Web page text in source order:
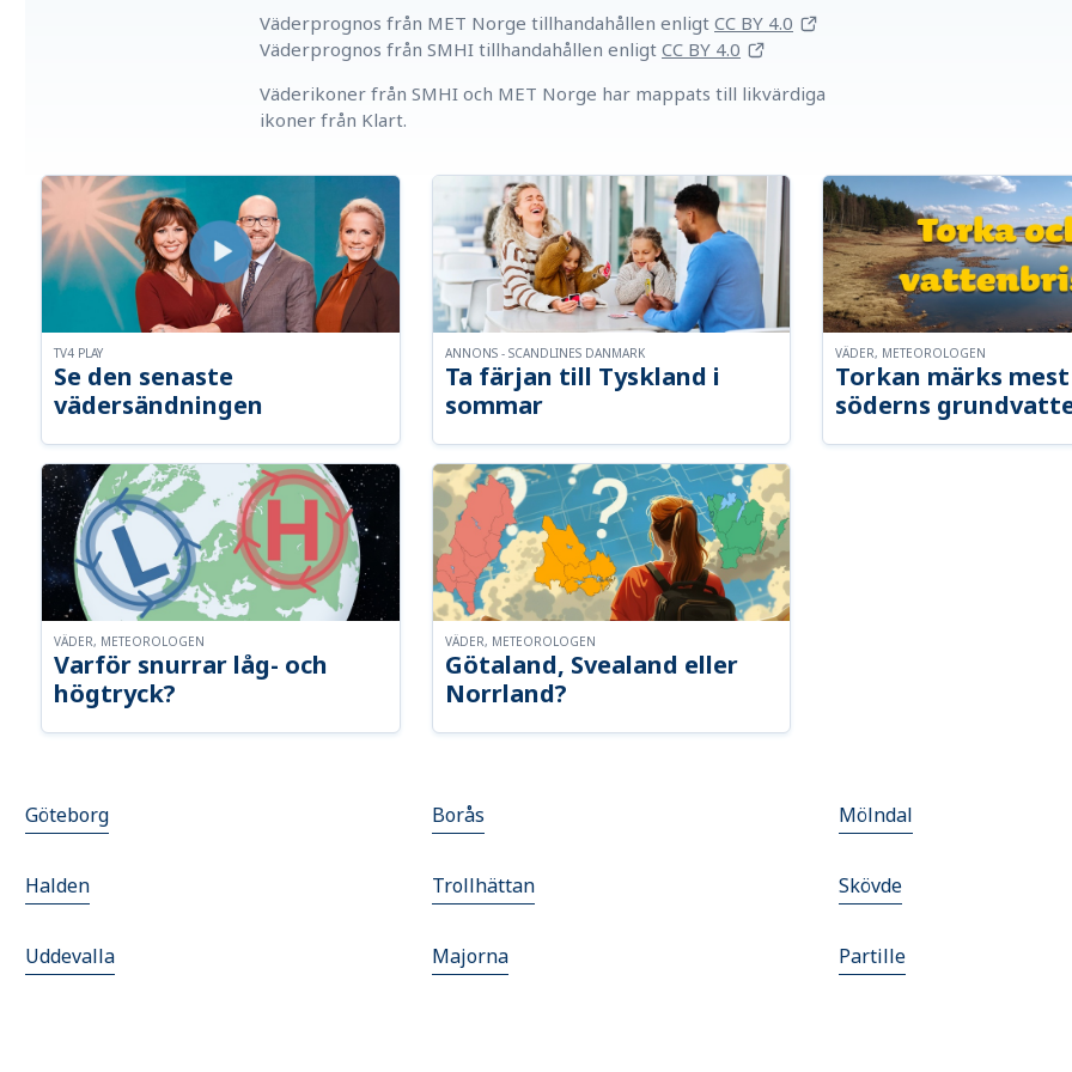
Väderprognos från MET Norge tillhandahållen enligt CC BY 4.0
Väderprognos från SMHI tillhandahållen enligt CC BY 4.0
Väderikoner från SMHI och MET Norge har mappats till likvärdiga
ikoner från Klart.
Se den senaste
vädersändningen
TV4 PLAY
Ta färjan till Tyskland i
sommar
ANNONS - SCANDLINES DANMARK
Torkan märks
söderns
VÄDER, METEOROLOGEN
Varför snurrar låg- och
högtryck?
VÄDER, METEOROLOGEN
Götaland, Svealand eller
Norrland?
VÄDER, METEOROLOGEN
Göteborg Borås Mölndal
Halden Trollhättan Skövde
Uddevalla Majorna Partille